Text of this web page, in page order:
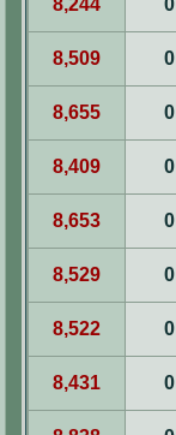
0
8,244
0
8,509
0
8,655
0
8,409
0
8,653
0
8,529
0
8,522
0
8,431